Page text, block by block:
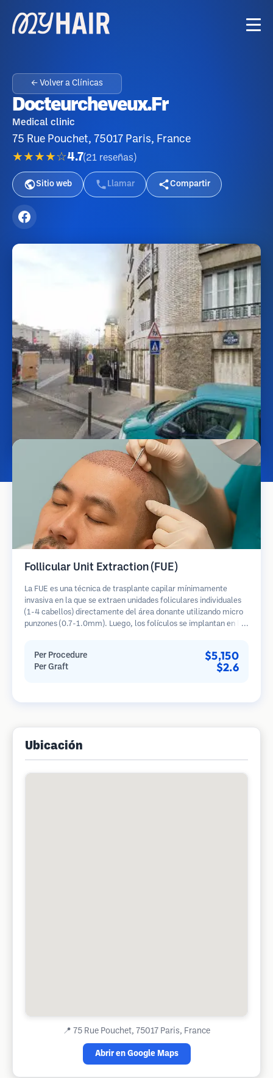
← Volver a Clínicas
Docteurcheveux.fr
Medical clinic
75 Rue Pouchet, 75017 Paris, France
★★★★☆4.7(21 reseñas )
Sitio web Llamar Compartir
Follicular Unit Extraction (FUE)
La FUE es una técnica de trasplante capilar mínimamente
invasiva en la que se extraen unidades foliculares individuales
(1-4 cabellos) directamente del área donante utilizando micro
punzones (0.7-1.0mm). Luego, los folículos se implantan en las
en comparación con los métodos de extracción de tiras.
Per Procedure $5,150
Per Graft $2.6
Ubicación
📍 75 Rue Pouchet, 75017 Paris, France
Abrir en Google Maps